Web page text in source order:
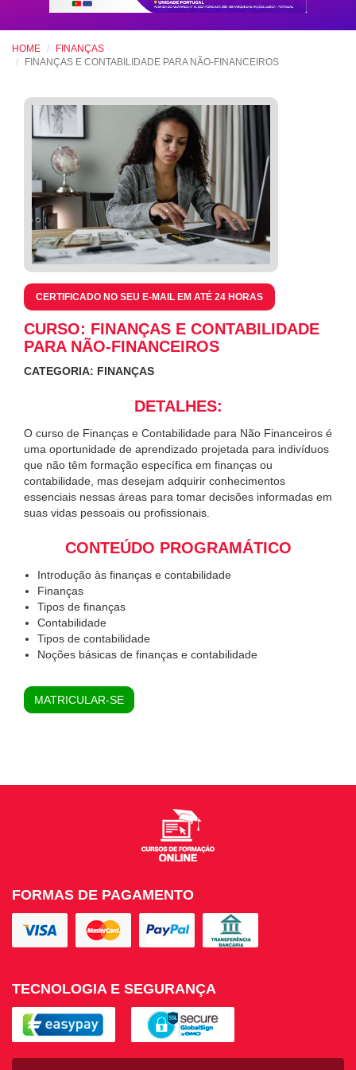
HOME
FINANÇAS
FINANÇAS E CONTABILIDADE PARA NÃO-FINANCEIROS
CERTIFICADO NO SEU E-MAIL EM ATÉ 24 HORAS
CURSO: FINANÇAS E CONTABILIDADE
PARA NÃO-FINANCEIROS
CATEGORIA: FINANÇAS
DETALHES:
O curso de Finanças e Contabilidade para Não Financeiros é
uma oportunidade de aprendizado projetada para indivíduos
que não têm formação específica em finanças ou
contabilidade, mas desejam adquirir conhecimentos
essenciais nessas áreas para tomar decisões informadas em
suas vidas pessoais ou profissionais.
CONTEÚDO PROGRAMÁTICO
Introdução às finanças e contabilidade
Finanças
Tipos de finanças
Contabilidade
Tipos de contabilidade
Noções básicas de finanças e contabilidade
MATRICULAR-SE
FORMAS DE PAGAMENTO
TECNOLOGIA E SEGURANÇA